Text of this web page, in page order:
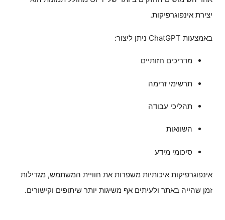
יצירת אינפוגרפיקות.
באמצעות ChatGPT ניתן ליצור:
מדריכים חזותיים
תרשימי זרימה
תהליכי עבודה
השוואות
סיכומי מידע
אינפוגרפיקות איכותיות משפרות את חוויית המשתמש, מגדילות
זמן שהייה באתר ולעיתים אף משיגות יותר שיתופים וקישורים.